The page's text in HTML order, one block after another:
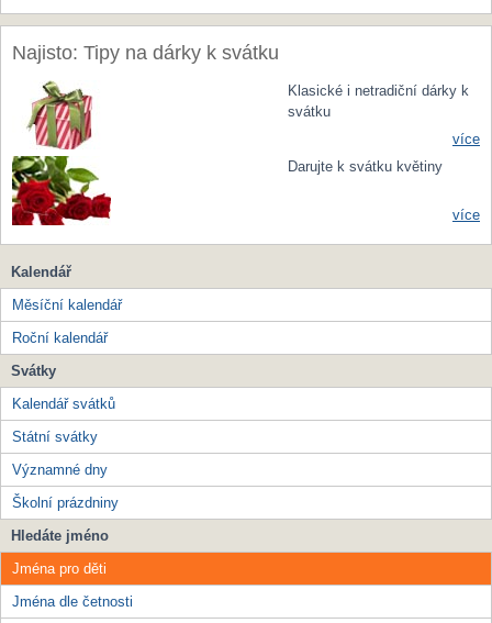
Najisto: Tipy na dárky k svátku
Klasické i netradiční dárky k
svátku
více
Darujte k svátku květiny
více
Kalendář
Měsíční kalendář
Roční kalendář
Svátky
Kalendář svátků
Státní svátky
Významné dny
Školní prázdniny
Hledáte jméno
Jména pro děti
Jména dle četnosti